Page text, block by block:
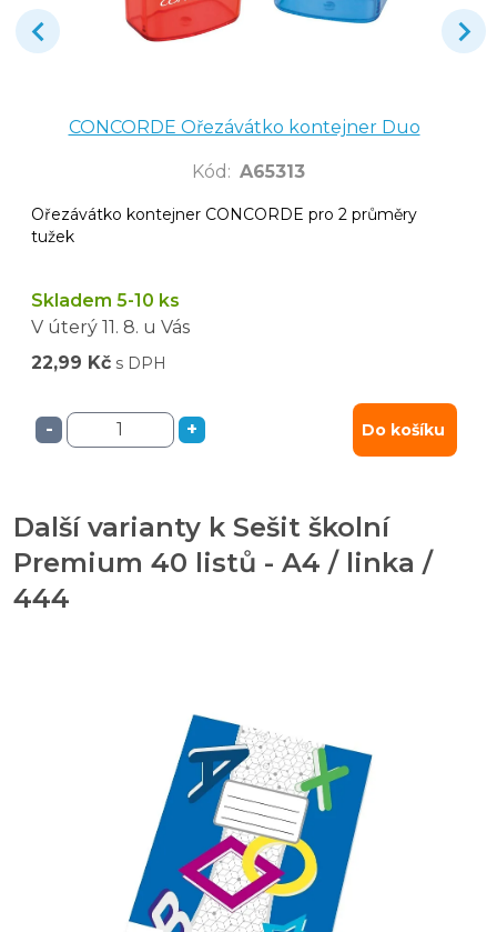
CONCORDE Ořezávátko kontejner Duo
Kód : A65313
Ořezávátko kontejner CONCORDE pro 2 průměry
tužek
Skladem 5-10 ks
V úterý 11. 8. u Vás
22,99 Kč s DPH
- + Do košíku
Další varianty k Sešit školní
Premium 40 listů - A4 / linka /
444